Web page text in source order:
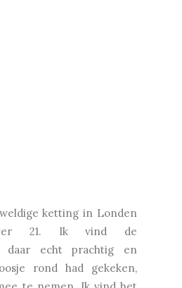
ketting in Londen
21. Ik vind de
daar echt prachtig en
rond had gekeken,